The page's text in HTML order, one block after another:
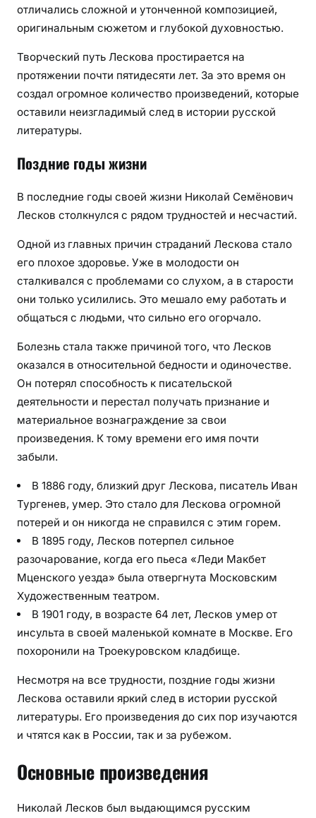
отличались сложной и утонченной композицией,
оригинальным сюжетом и глубокой духовностью.
Творческий путь Лескова простирается на
протяжении почти пятидесяти лет. За это время он
создал огромное количество произведений, которые
оставили неизгладимый след в истории русской
литературы.
Поздние годы жизни
В последние годы своей жизни Николай Семёнович
Лесков столкнулся с рядом трудностей и несчастий.
Одной из главных причин страданий Лескова стало
его плохое здоровье. Уже в молодости он
сталкивался с проблемами со слухом, а в старости
они только усилились. Это мешало ему работать и
общаться с людьми, что сильно его огорчало.
Болезнь стала также причиной того, что Лесков
оказался в относительной бедности и одиночестве.
Он потерял способность к писательской
деятельности и перестал получать признание и
материальное вознаграждение за свои
произведения. К тому времени его имя почти
забыли.
В 1886 году, близкий друг Лескова, писатель Иван
Тургенев, умер. Это стало для Лескова огромной
потерей и он никогда не справился с этим горем.
В 1895 году, Лесков потерпел сильное
разочарование, когда его пьеса «Леди Макбет
Мценского уезда» была отвергнута Московским
Художественным театром.
В 1901 году, в возрасте 64 лет, Лесков умер от
инсульта в своей маленькой комнате в Москве. Его
похоронили на Троекуровском кладбище.
Несмотря на все трудности, поздние годы жизни
Лескова оставили яркий след в истории русской
литературы. Его произведения до сих пор изучаются
и чтятся как в России, так и за рубежом.
Основные произведения
Николай Лесков был выдающимся русским